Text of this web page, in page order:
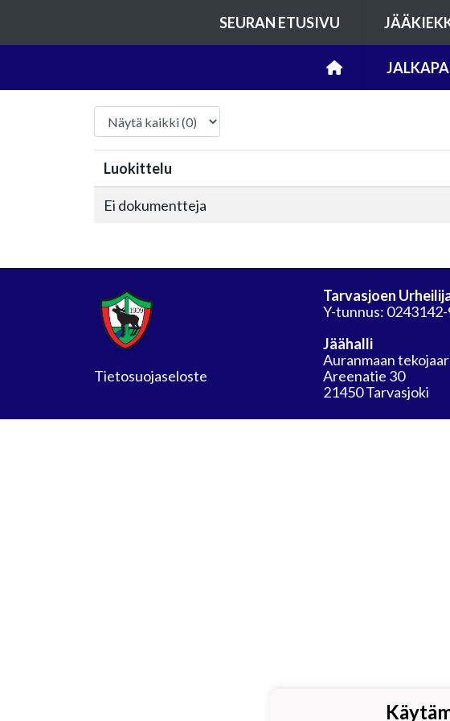
SEURAN ETUSIVU
Luokittelu
Ei dokumentteja
Tietosuojaseloste
Tarvasjoen
Y-tunnus:
Jäähalli
Auranmaan
Areenatie 30
21450 Tarvasjoki